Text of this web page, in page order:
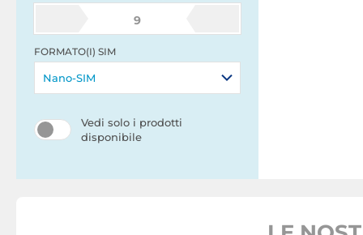
9
FORMATO(I) SIM
Nano-SIM
Vedi solo i prodotti
disponibile